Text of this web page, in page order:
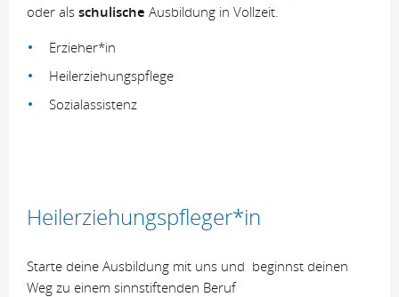
oder als schulische Ausbildung in Vollzeit.
Erzieher*in
Heilerziehungspflege
Sozialassistenz
Heilerziehungspfleger*in
Starte deine Ausbildung mit uns und beginnst deinen
Weg zu einem sinnstiftenden Beruf